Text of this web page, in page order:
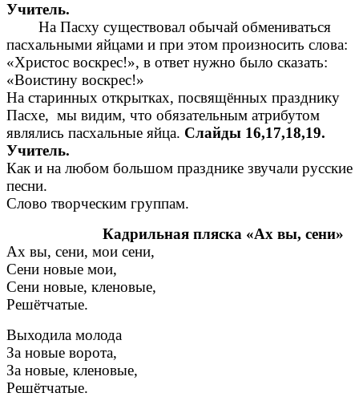
Учитель.
На Пасху существовал обычай обмениваться
пасхальными яйцами и при этом произносить слова:
«Христос воскрес!», в ответ нужно было сказать:
«Воистину воскрес!»
На старинных открытках, посвящённых празднику
Пасхе, мы видим, что обязательным атрибутом
являлись пасхальные яйца. Слайды 16,17,18,19.
Учитель.
Как и на любом большом празднике звучали русские
песни.
Слово творческим группам.
Кадрильная пляска «Ах вы, сени»
Ах вы, сени, мои сени,
Сени новые мои,
Сени новые, кленовые,
Решётчатые.
Выходила молода
За новые ворота,
За новые, кленовые,
Решётчатые.